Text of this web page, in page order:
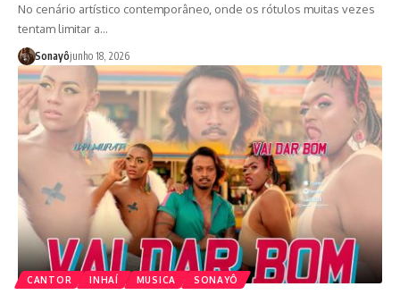
No cenário artístico contemporâneo, onde os rótulos muitas vezes
tentam limitar a…
Sonayôjunho 18, 2026
CANTOR INHAÍ MUSICA SONAYÔ